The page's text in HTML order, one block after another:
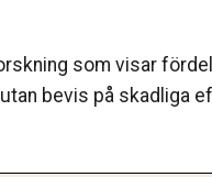
som visar
bevis på skadliga